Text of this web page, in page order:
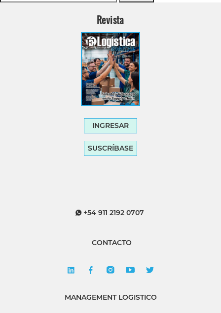
Revista
INGRESAR
SUSCRÍBASE
+54 911 2192 0707
CONTACTO
MANAGEMENT LOGISTICO